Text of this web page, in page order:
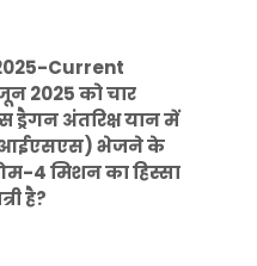
Current
2025 को चार
ड्रैगन अंतरिक्ष यान में
(आईएसएस) भेजने के
4 मिशन का हिस्सा
है?